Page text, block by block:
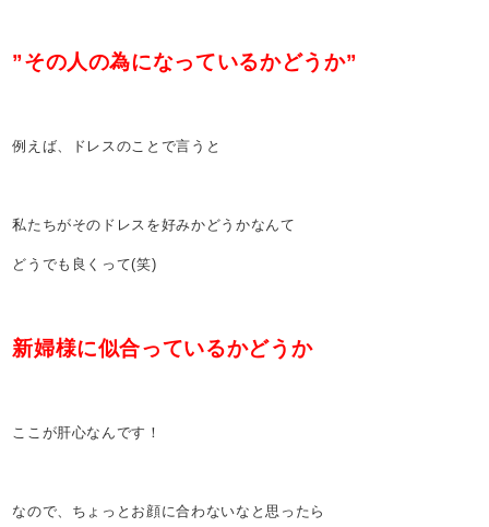
”その人の為になっているかどうか”
例えば、ドレスのことで言うと
私たちがそのドレスを好みかどうかなんて
どうでも良くって(笑)
新婦様に似合っているかどうか
ここが肝心なんです！
なので、ちょっとお顔に合わないなと思ったら